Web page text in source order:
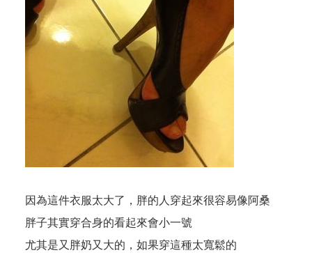
因為這件衣服太大了，胖的人穿起來很容易像阿桑
胖子其實穿合身的看起來會小一號
尤其是又胖奶又大的，如果穿這種太寬鬆的